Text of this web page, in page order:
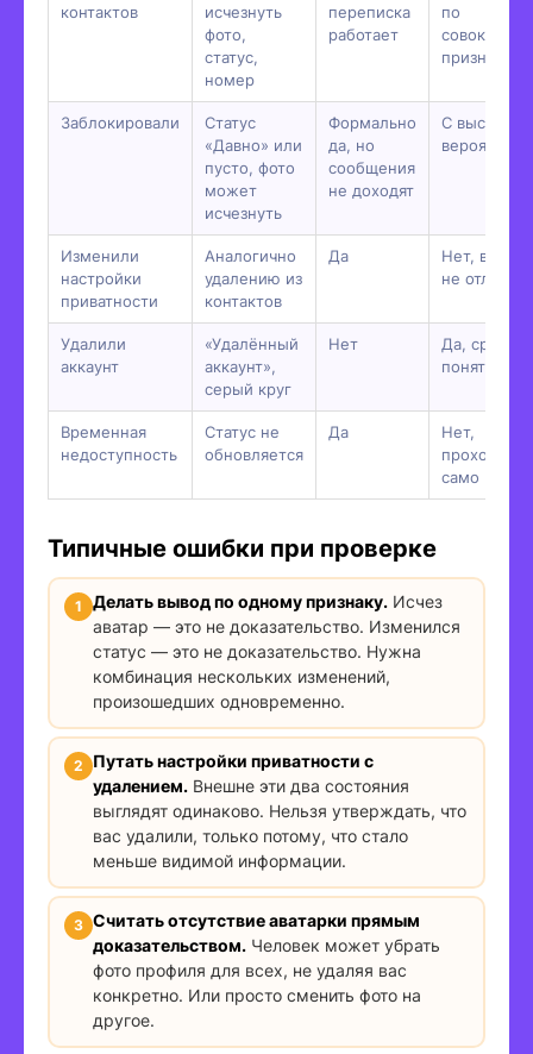
контактов
исчезнуть
фото,
статус,
номер
переписка
работает
по
признаков
Заблокировали
Статус
«Давно» или
пусто, фото
может
исчезнуть
Формально
да, но
сообщения
не доходят
С высокой
Изменили
настройки
приватности
Аналогично
удалению из
контактов
Да
Нет,
не отличить
Удалили
аккаунт
«Удалённый
аккаунт»,
серый круг
Нет
Да, сразу
понятно
Временная
недоступность
Статус не
обновляется
Да
Нет,
проходит
само
Типичные ошибки при проверке
Делать вывод по одному признаку.Исчез
аватар — это не доказательство. Изменился
статус — это не доказательство. Нужна
комбинация нескольких изменений,
произошедших одновременно.
Путать настройки приватности с
удалением.Внешне эти два состояния
выглядят одинаково. Нельзя утверждать, что
вас удалили, только потому, что стало
меньше видимой информации.
Считать отсутствие аватарки прямым
доказательством.Человек может убрать
фото профиля для всех, не удаляя вас
конкретно. Или просто сменить фото на
другое.